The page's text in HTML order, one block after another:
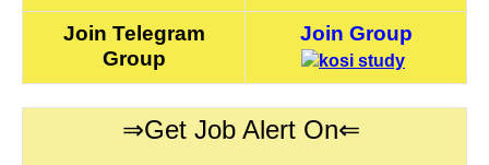
Join Telegram
Group
Join Group
⇒Get Job Alert On⇐